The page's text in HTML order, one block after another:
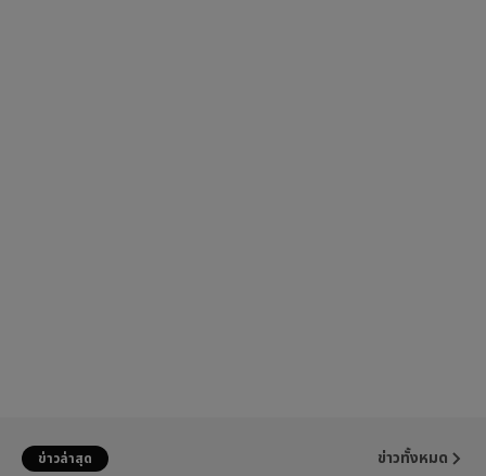
ข่าวล่าสุด ข่าวทั้งหมด